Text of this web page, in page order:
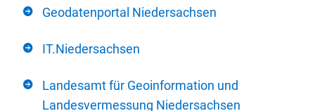
Geodatenportal Niedersachsen
IT.Niedersachsen
Landesamt für Geoinformation und
Landesvermessung Niedersachsen